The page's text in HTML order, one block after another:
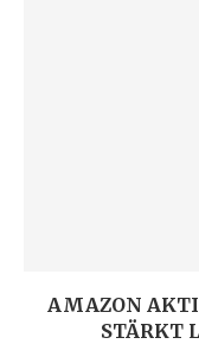
AMAZON
STÄRKT